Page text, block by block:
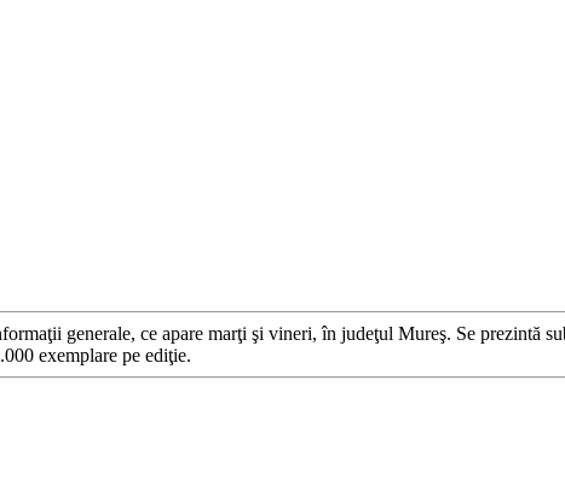
generale, ce apare marţi şi vineri, în judeţul Mureş. Se
exemplare pe ediţie.